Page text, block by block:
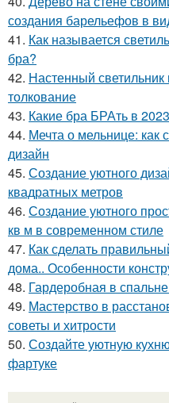
создания барельефов в
41. Как называется
бра?
42. Настенный
толкование
43. Какие бра БРАть в
44. Мечта о мельнице:
дизайн
45. Создание уютного
квадратных метров
46. Создание уютного
кв м в современном стиле
47. Как сделать
дома.. Особенности
48. Гардеробная в
49. Мастерство в
советы и хитрости
50. Создайте уютную
фартуке